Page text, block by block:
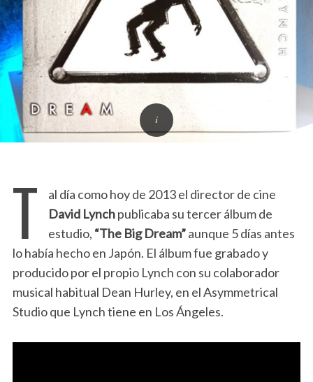
T
al día como hoy de 2013 el director de cine
David Lynchpublicaba su tercer álbum de
estudio, “The Big Dream”aunque 5 días antes
lo había hecho en Japón. El álbum fue grabado y
producido por el propio Lynch con su colaborador
musical habitual Dean Hurley, en el Asymmetrical
Studio que Lynch tiene en Los Ángeles.